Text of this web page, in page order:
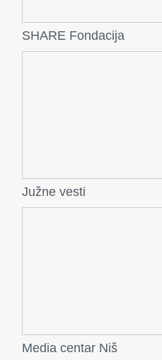
SHARE Fondacija
Južne vesti
Media centar Niš